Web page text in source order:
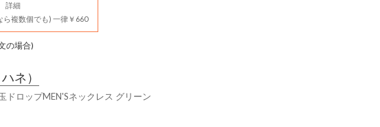
詳細
ら複数個でも) 一律￥660
の場合)
ネ）
ドロップMEN'Sネックレス グリーン